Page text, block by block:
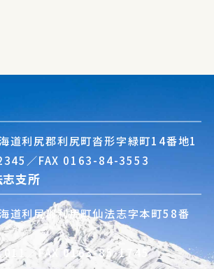
道利尻郡利尻町沓形字緑町14番地1
／FAX 0163-84-3553
支所
道利尻郡利尻町仙法志字本町58番
／FAX 0163-85-1745